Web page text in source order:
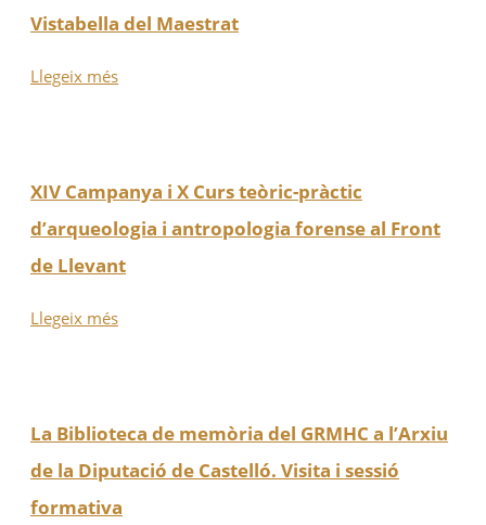
Vistabella del Maestrat
Llegeix més
XIV Campanya i X Curs teòric-pràctic
d’arqueologia i antropologia forense al Front
de Llevant
Llegeix més
La Biblioteca de memòria del GRMHC a l’Arxiu
de la Diputació de Castelló. Visita i sessió
formativa